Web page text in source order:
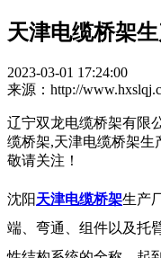
天津电缆桥架
2023-03-01 17:24:00
来源：http://
辽宁双龙电缆桥架有限
缆桥架,天津电缆桥架生
敬请关注！
沈阳天津电缆桥架生产
端、弯通、组件以及托